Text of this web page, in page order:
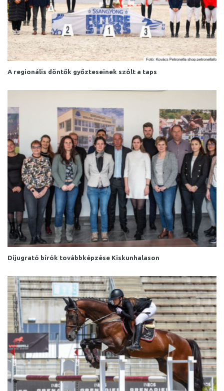
A regionális döntők győzteseinek szólt a taps
Díjugrató bírók továbbképzése Kiskunhalason